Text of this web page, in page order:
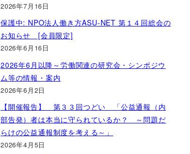
2026年7月16日
保護中: NPO法人働き方ASU-NET 第１４回総会の
お知らせ [会員限定]
2026年6月16日
2026年6月以降～労働関連の研究会・シンポジウ
ム等の情報・案内
2026年6月2日
【開催報告】 第３３回つどい 「公益通報（内
部告発）者は本当に守られているか？ ～問題だ
らけの公益通報制度を考える～」
2026年4月5日